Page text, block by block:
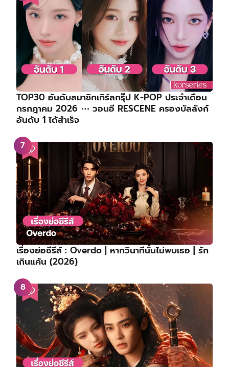
TOP30 อันดับสมาชิกเกิร์ลกรุ๊ป K-POP ประจำเดือน
กรกฎาคม 2026 ⋯ วอนอี RESCENE ครองบัลลังก์
อันดับ 1 ได้สำเร็จ
เรื่องย่อซีรีส์ : Overdo | หากวินาทีนั้นไม่พบเธอ | รัก
เกินแค้น (2026)